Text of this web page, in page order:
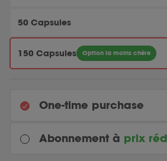
50 Capsules
150 Capsules Option la moins chère
One-time purchase
Abonnement à prix